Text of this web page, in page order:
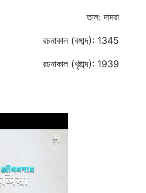
তাল: দাদরা
রচনাকাল (বঙ্গাব্দ): 1345
রচনাকাল (খৃষ্টাব্দ): 1939